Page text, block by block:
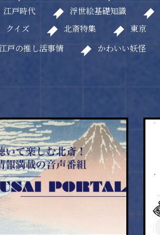
江戸時代 浮世絵基礎知識
クイズ 北斎特集 東京
戸の推し活事情 かわいい妖怪